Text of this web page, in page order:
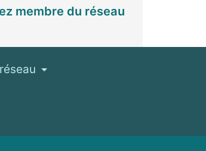
membre du réseau